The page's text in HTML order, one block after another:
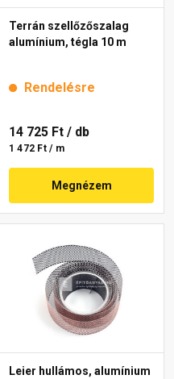
Terrán szellőzőszalag
alumínium, tégla 10 m
Rendelésre
14 725 Ft / db
1 472 Ft / m
Megnézem
Leier hullámos, alumínium